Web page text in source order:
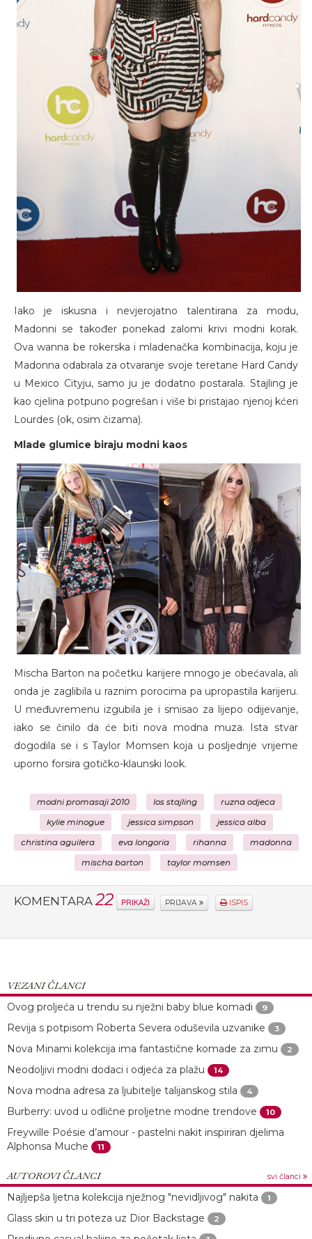
Iako je iskusna i nevjerojatno talentirana za modu,
Madonni se također ponekad zalomi krivi modni korak.
Ova wanna be rokerska i mladenačka kombinacija, koju je
Madonna odabrala za otvaranje svoje teretane Hard Candy
u Mexico Cityju, samo ju je dodatno postarala. Stajling je
kao cjelina potpuno pogrešan i više bi pristajao njenoj kćeri
Lourdes (ok, osim čizama).
Mlade glumice biraju modni kaos
Mischa Barton na početku karijere mnogo je obećavala, ali
onda je zaglibila u raznim porocima pa upropastila karijeru.
U međuvremenu izgubila je i smisao za lijepo odijevanje,
iako se činilo da će biti nova modna muza. Ista stvar
dogodila se i s Taylor Momsen koja u posljednje vrijeme
uporno forsira gotičko-klaunski look.
modni promasaji 2010 los stajling ruzna odjeca
kylie minogue jessica simpson jessica alba
christina aguilera eva longoria rihanna madonna
mischa barton taylor momsen
KOMENTARA 22 PRIKAŽI PRIJAVA ISPIS
VEZANI ČLANCI
Ovog proljeća u trendu su nježni baby blue komadi
9
Revija s potpisom Roberta Severa oduševila uzvanike 3
Nova Minami kolekcija ima fantastične komade za zimu 2
Neodoljivi modni dodaci i odjeća za plažu 14
Nova modna adresa za ljubitelje talijanskog stila 4
Burberry: uvod u odlične proljetne modne trendove 10
Freywille Poésie d’amour - pastelni nakit inspiriran djelima
Alphonsa Muche
11
AUTOROVI ČLANCI svi članci
Najljepša ljetna kolekcija nježnog "nevidljivog" nakita 1
Glass skin u tri poteza uz Dior Backstage 2